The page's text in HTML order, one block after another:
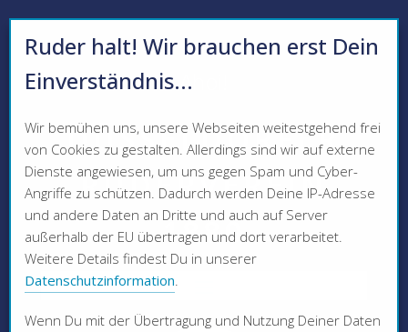
Ahoi!
DÜSSELDORFER
RUDERVEREIN
1880
Ruder halt! Wir brauchen erst Dein
Einverständnis...
Wir bemühen uns, unsere Webseiten weitestgehend frei
von Cookies zu gestalten. Allerdings sind wir auf externe
Dienste angewiesen, um uns gegen Spam und Cyber-
Angriffe zu schützen. Dadurch werden Deine IP-Adresse
und andere Daten an Dritte und auch auf Server
außerhalb der EU übertragen und dort verarbeitet.
Weitere Details findest Du in unserer
Datenschutzinformation.
Wenn Du mit der Übertragung und Nutzung Deiner Daten